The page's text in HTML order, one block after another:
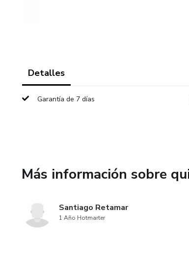
Detalles
Garantía de 7 días
Más información sobre
Santiago Retamar
1 Año Hotmarter